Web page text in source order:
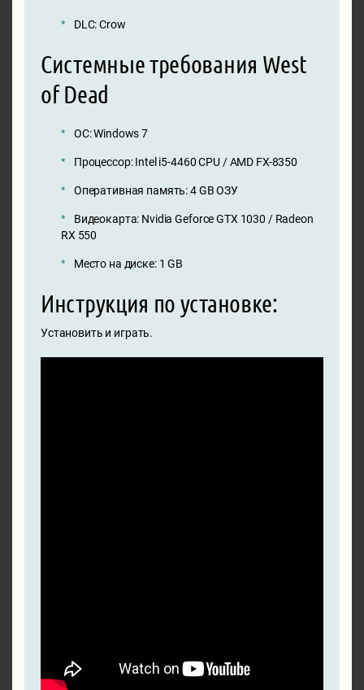
DLC: Crow
Системные требования West
of Dead
ОС: Windows 7
Процессор: Intel i5-4460 CPU / AMD FX-8350
Оперативная память: 4 GB ОЗУ
Видеокарта: Nvidia Geforce GTX 1030 / Radeon
RX 550
Место на диске: 1 GB
Инструкция по установке:
Установить и играть.